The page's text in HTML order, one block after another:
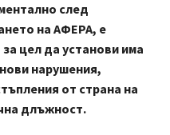
след
на АФЕРА, е
цел да установи има
нарушения,
от страна на
длъжност.